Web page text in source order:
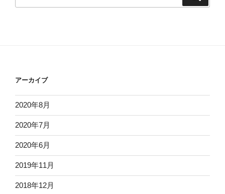
索:
アーカイブ
2020年8月
2020年7月
2020年6月
2019年11月
2018年12月